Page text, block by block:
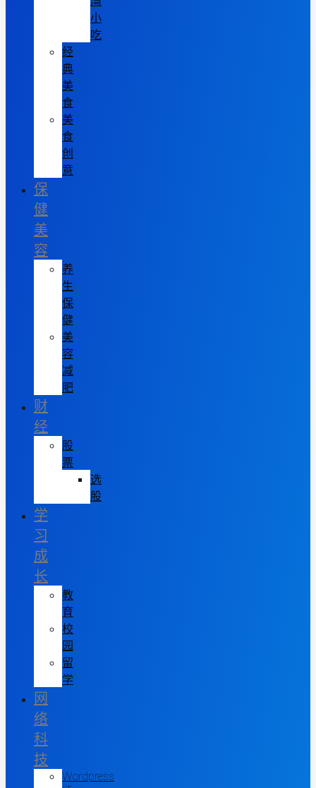
小
吃
经
典
美
食
美
食
创
意
保
健
美
容
养
生
保
健
美
容
减
肥
财
经
股
票
选
股
学
习
成
长
教
育
校
园
留
学
网
络
科
技
Wordpress